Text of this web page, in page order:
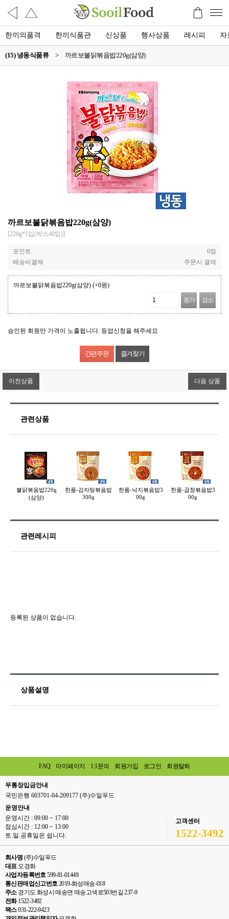
한끼의품격 한끼식품관 신상품 행사상품 레시피 자
(15) 냉동식품류 > 까르보불닭볶음밥220g(삼양)
까르보불닭볶음밥220g(삼양)
[220g*1입(박스40입)]
포인트
0점
배송비결제
주문시 결제
까르보불닭볶음밥220g(삼양) (+0원)
증가 감소
승인된 회원만 가격이 노출됩니다. 등업신청을 해주세요
즐겨찾기
이전상품 다음 상품
관련상품
불닭볶음밥220g
(삼양)
한품-감자탕볶음밥
300g
한품-낙지볶음밥3
00g
한품-곱창볶음밥3
00g
관련레시피
등록된 상품이 없습니다.
상품설명
FAQ 마이페이지 1:1문의 회원가입 로그인 회원탈퇴
무통장입금안내
국민은행 603701-04-209177 (주)수일푸드
운영안내
운영시간 : 09:00 ~ 17:00
점심시간 : 12:00 ~ 13:00
토.일.공휴일은 쉽니다.
고객센터
1522-3492
회사명 (주)수일푸드
대표오경화
사업자등록번호599-81-01449
통신판매업신고번호2019-화성매송-018
주소경기도 화성시 매송면 매송고색로503번길 237-9
전화1522-3492
팩스031-222-9423